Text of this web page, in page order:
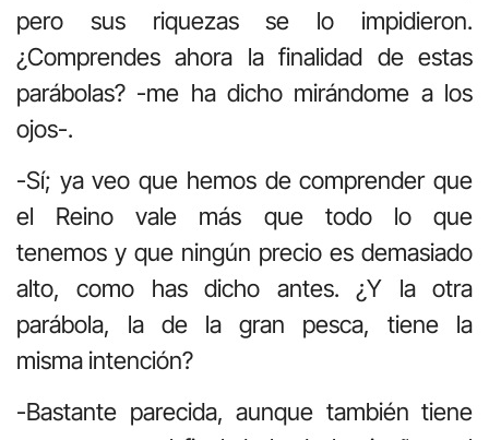
pero sus riquezas se lo impidieron.
¿Comprendes ahora la finalidad de estas
parábolas? -me ha dicho mirándome a los
ojos-.
-Sí; ya veo que hemos de comprender que
el Reino vale más que todo lo que
tenemos y que ningún precio es demasiado
alto, como has dicho antes. ¿Y la otra
parábola, la de la gran pesca, tiene la
misma intención?
-Bastante parecida, aunque también tiene